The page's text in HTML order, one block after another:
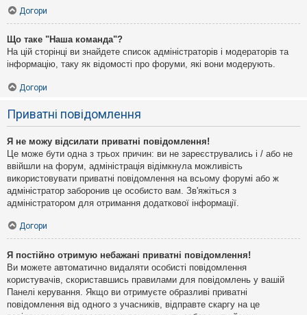
Догори
Що таке "Наша команда"?
На цій сторінці ви знайдете список адміністраторів і модераторів та
інформацію, таку як відомості про форуми, які вони модерують.
Догори
Приватні повідомлення
Я не можу відсилати приватні повідомлення!
Це може бути одна з трьох причин: ви не зареєструвались і / або не
ввійшли на форум, адміністрація відімкнула можливість
використовувати приватні повідомлення на всьому форумі або ж
адміністратор заборонив це особисто вам. Зв'яжіться з
адміністратором для отримання додаткової інформації.
Догори
Я постійно отримую небажані приватні повідомлення!
Ви можете автоматично видаляти особисті повідомлення
користувачів, скориставшись правилами для повідомлень у вашій
Панелі керування. Якщо ви отримуєте образливі приватні
повідомлення від одного з учасників, відправте скаргу на це